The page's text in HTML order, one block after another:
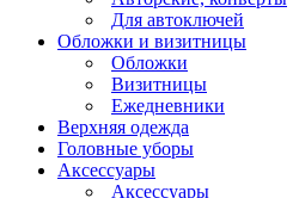
Для автоключей
Обложки и визитницы
Обложки
Визитницы
Ежедневники
Верхняя одежда
Головные уборы
Аксессуары
Аксессуары